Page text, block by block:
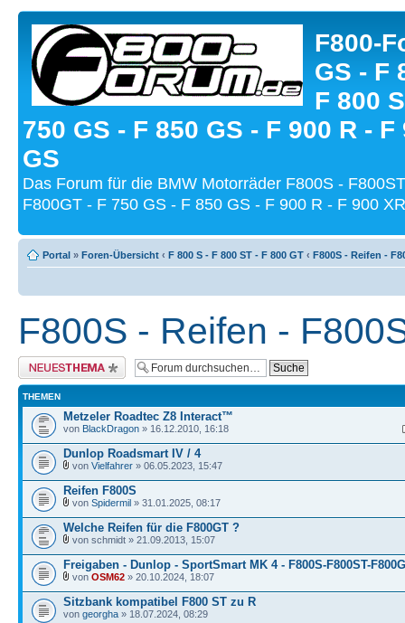
F800-
GS - F
F 800
750 GS - F 850 GS - F 900 R - F
GS
Das Forum für die BMW Motorräder F800S -
F800GT - F 750 GS - F 850 GS - F 900 R - F 900
Portal » Foren-Übersicht ‹ F 800 S - F 800 ST - F 800 GT ‹ F800S - Reifen -
F800S - Reifen -
Neues Thema erstellen
THEMEN
Metzeler Roadtec Z8 Interact™
von BlackDragon » 16.12.2010, 16:18
Dunlop Roadsmart IV / 4
von Vielfahrer » 06.05.2023, 15:47
Reifen F800S
von Spidermil » 31.01.2025, 08:17
Welche Reifen für die F800GT ?
von schmidt » 21.09.2013, 15:07
Freigaben - Dunlop - SportSmart MK 4 - F800S-F800ST-
von OSM62 » 20.10.2024, 18:07
Sitzbank kompatibel F800 ST zu R
von georgha » 18.07.2024, 08:29